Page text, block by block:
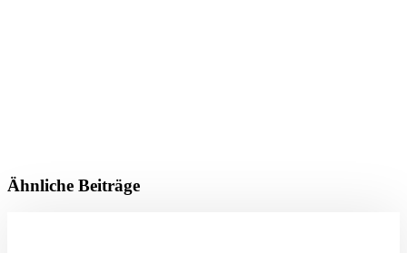
Ähnliche Beiträge